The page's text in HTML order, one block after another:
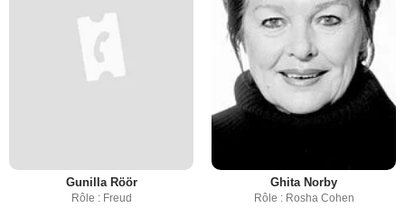
Gunilla Röör
Rôle : Freud
Ghita Norby
Rôle : Rosha Cohen